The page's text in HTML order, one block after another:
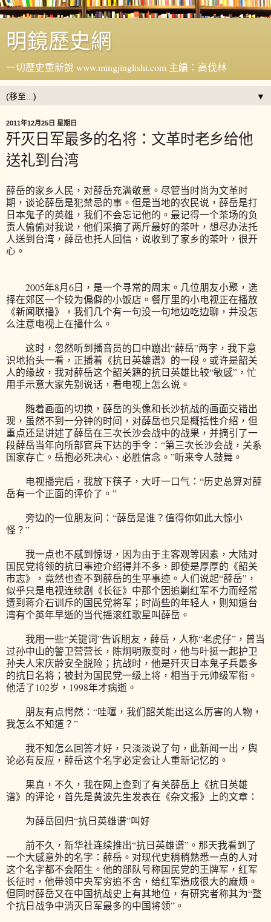
明鏡歷史網
一切歷史重新說 www.mingjinglishi.com 主編：高伐林
▼
2011年12月25日 星期日
歼灭日军最多的名将：文革时老乡给他
送礼到台湾
薛岳的家乡人民，对薛岳充满敬意。尽管当时尚为文革时
期，谈论薛岳是犯禁忌的事。但是当地的农民说，薛岳是打
日本鬼子的英雄，我们不会忘记他的。最记得一个茶场的负
责人偷偷对我说，他们采摘了两斤最好的茶叶，想尽办法托
人送到台湾，薛岳也托人回信，说收到了家乡的茶叶，很开
心。
2005年8月6日，是一个寻常的周末。几位朋友小聚，选
择在郊区一个较为偏僻的小饭店。餐厅里的小电视正在播放
《新闻联播》，我们几个有一句没一句地边吃边聊，并没怎
么注意电视上在播什么。
这时，忽然听到播音员的口中蹦出“薛岳”两字，我下意
识地抬头一看，正播着《抗日英雄谱》的一段。或许是韶关
人的缘故，我对薛岳这个韶关籍的抗日英雄比较“敏感”，忙
用手示意大家先别说话，看电视上怎么说。
随着画面的切换，薛岳的头像和长沙抗战的画面交错出
现，虽然不到一分钟的时间，对薛岳也只是概括性介绍，但
重点还是讲述了薛岳在三次长沙会战中的战果，并摘引了一
段薛岳当年向所部官兵下达的手令：“第三次长沙会战，关系
国家存亡。岳抱必死决心、必胜信念。”听来令人鼓舞。
电视播完后，我放下筷子，大吁一口气：“历史总算对薛
岳有一个正面的评价了。”
旁边的一位朋友问：“薛岳是谁？值得你如此大惊小
怪？”
我一点也不感到惊讶，因为由于主客观等因素，大陆对
国民党将领的抗日事迹介绍得并不多，即使是厚厚的《韶关
市志》，竟然也查不到薛岳的生平事迹。人们说起“薛岳”，
似乎只是电视连续剧《长征》中那个因追剿红军不力而经常
遭到蒋介石训斥的国民党将军；时尚些的年轻人，则知道台
湾有个英年早逝的当代摇滚红歌星叫薛岳。
我用一些“关键词”告诉朋友，薛岳，人称“老虎仔”，曾当
过孙中山的警卫营营长，陈炯明叛变时，他与叶挺一起护卫
孙夫人宋庆龄安全脱险；抗战时，他是歼灭日本鬼子兵最多
的抗日名将；被封为国民党一级上将，相当于元帅级军衔。
他活了102岁，1998年才病逝。
朋友有点愕然：“哇噻，我们韶关能出这么厉害的人物，
我怎么不知道？”
我不知怎么回答才好，只淡淡说了句，此新闻一出，舆
论必有反应，薛岳这个名字必定会让人重新记忆的。
果真，不久，我在网上查到了有关薛岳上《抗日英雄
谱》的评论，首先是黄波先生发表在《杂文报》上的文章：
为薛岳回归“抗日英雄谱”叫好
前不久，新华社连续推出“抗日英雄谱”。那天我看到了
一个大感意外的名字：薛岳。对现代史稍稍熟悉一点的人对
这个名字都不会陌生。他的部队号称国民党的王牌军，红军
长征时，他带领中央军穷追不舍，给红军造成很大的麻烦。
但同时薛岳又在中国抗战史上有其地位，有研究者称其为“整
个抗日战争中消灭日军最多的中国将领”。